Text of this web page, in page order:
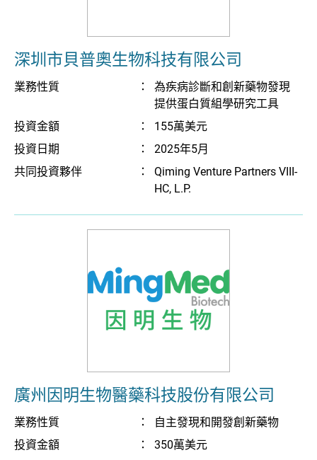
深圳市貝普奧生物科技有限公司
業務性質 ：
為疾病診斷和創新藥物發現
提供蛋白質組學研究工具
投資金額
：
155萬美元
投資日期
：
2025年5月
共同投資夥伴
：
Qiming Venture Partners VIII-
HC, L.P.
廣州因明生物醫藥科技股份有限公司
業務性質 ：
自主發現和開發創新藥物
投資金額
：
350萬美元